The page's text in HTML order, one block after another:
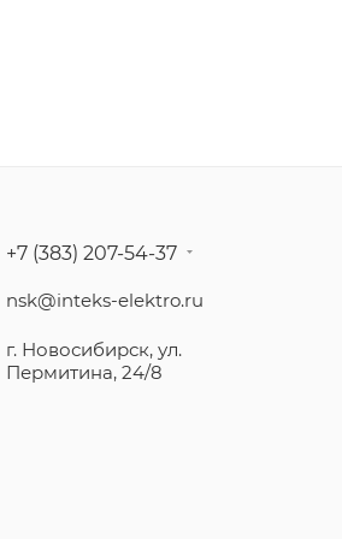
+7 (383) 207-54-37
nsk@inteks-elektro.ru
г. Новосибирск, ул.
Пермитина, 24/8